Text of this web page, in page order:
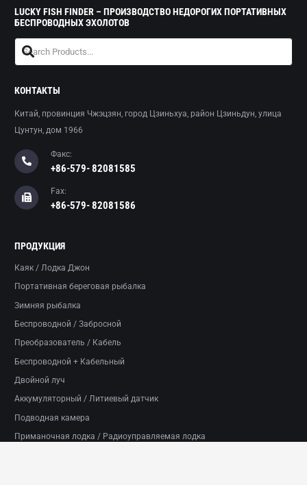
LUCKY FISH FINDER – ПРОИЗВОДСТВО НЕДОРОГИХ ПОРТАТИВНЫХ
БЕСПРОВОДНЫХ ЭХОЛОТОВ
КОНТАКТЫ
Китай, провинция Чжэцзян, город Цзиньхуа, район Цзиньдун, улица
Цунтун, дом 1966
Факс:
+86-579- 82081585
Fax:
+86-579- 82081586
ПРОДУКЦИЯ
Каяк / Лодка Джон
Портативная береговая рыбалка
Зимняя рыбалка
Беспроводной / Забросной
Преобразователь / Кабель
Беспроводной + Кабельный
Двойной луч
Аккумуляторный / Литиевый датчик
Подводная камера
Приманочная лодка / Радиоуправляемая лодка